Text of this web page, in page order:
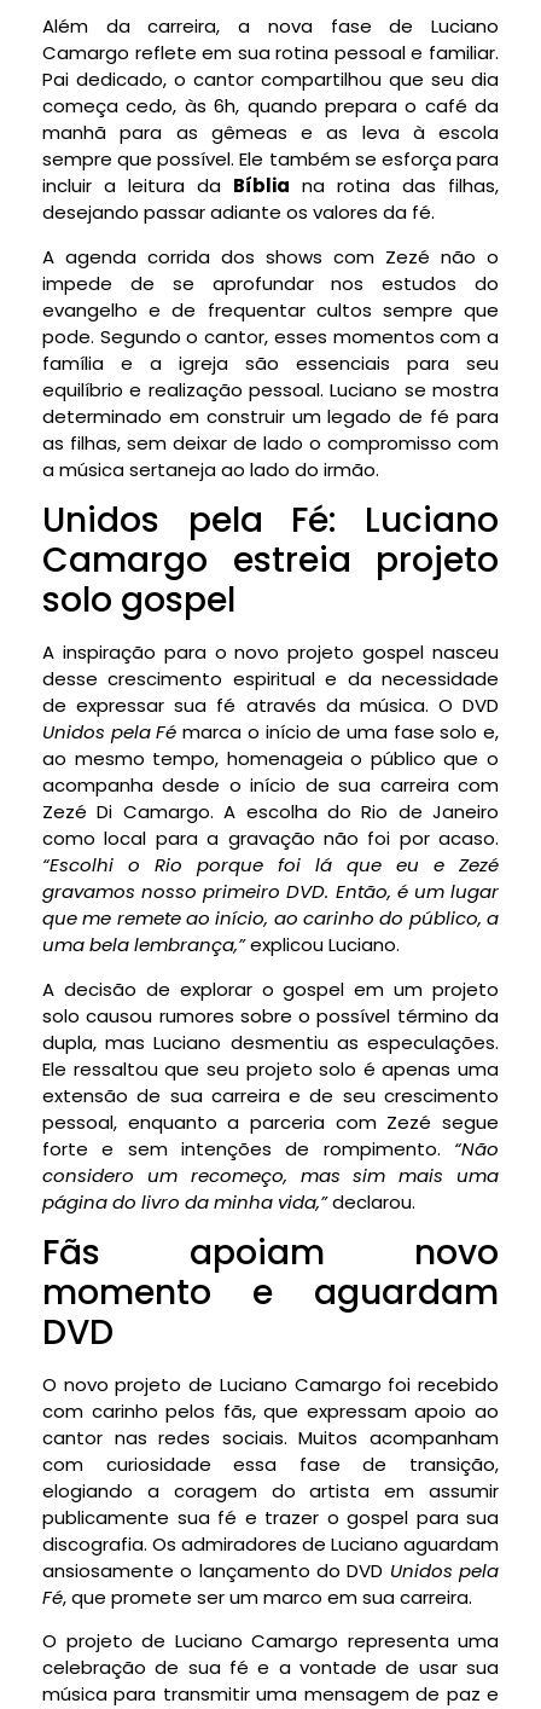
Além da carreira, a nova fase de Luciano
Camargo reflete em sua rotina pessoal e familiar.
Pai dedicado, o cantor compartilhou que seu dia
começa cedo, às 6h, quando prepara o café da
manhã para as gêmeas e as leva à escola
sempre que possível. Ele também se esforça para
incluir a leitura da Bíblia na rotina das filhas,
desejando passar adiante os valores da fé.
A agenda corrida dos shows com Zezé não o
impede de se aprofundar nos estudos do
evangelho e de frequentar cultos sempre que
pode. Segundo o cantor, esses momentos com a
família e a igreja são essenciais para seu
equilíbrio e realização pessoal. Luciano se mostra
determinado em construir um legado de fé para
as filhas, sem deixar de lado o compromisso com
a música sertaneja ao lado do irmão.
Unidos pela Fé: Luciano
Camargo estreia projeto
solo gospel
A inspiração para o novo projeto gospel nasceu
desse crescimento espiritual e da necessidade
de expressar sua fé através da música. O DVD
Unidos pela Fé marca o início de uma fase solo e,
ao mesmo tempo, homenageia o público que o
acompanha desde o início de sua carreira com
Zezé Di Camargo. A escolha do Rio de Janeiro
como local para a gravação não foi por acaso.
“Escolhi o Rio porque foi lá que eu e Zezé
gravamos nosso primeiro DVD. Então, é um lugar
que me remete ao início, ao carinho do público, a
uma bela lembrança,”explicou Luciano.
A decisão de explorar o gospel em um projeto
solo causou rumores sobre o possível término da
dupla, mas Luciano desmentiu as especulações.
Ele ressaltou que seu projeto solo é apenas uma
extensão de sua carreira e de seu crescimento
pessoal, enquanto a parceria com Zezé segue
forte e sem intenções de rompimento. “Não
considero um recomeço, mas sim mais uma
página do livro da minha vida,”declarou.
Fãs apoiam novo
momento e aguardam
DVD
O novo projeto de Luciano Camargo foi recebido
com carinho pelos fãs, que expressam apoio ao
cantor nas redes sociais. Muitos acompanham
com curiosidade essa fase de transição,
elogiando a coragem do artista em assumir
publicamente sua fé e trazer o gospel para sua
discografia. Os admiradores de Luciano aguardam
ansiosamente o lançamento do DVD Unidos pela
Fé, que promete ser um marco em sua carreira.
O projeto de Luciano Camargo representa uma
celebração de sua fé e a vontade de usar sua
música para transmitir uma mensagem de paz e